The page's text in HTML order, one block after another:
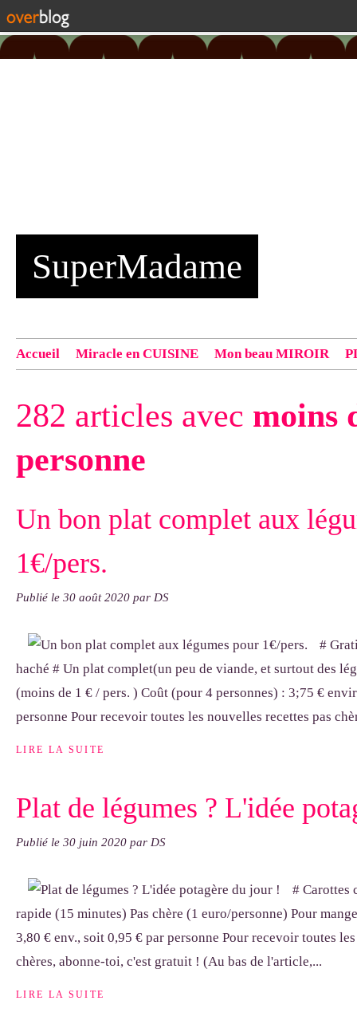
SuperMadame
Accueil Miracle en CUISINE Mon beau MIROIR
exemple : "Bonnet cloche From Annie", "Veste Rue
282 articles avec moins
personne
Un bon plat complet aux
1€/pers.
Publié le 30 août 2020 par DS
#
haché # Un plat complet(un peu de viande, et surtout des
(moins de 1 € / pers. ) Coût (pour 4 personnes) : 3;75 €
personne Pour recevoir toutes les nouvelles recettes pas
LIRE LA SUITE
Plat de légumes ? L'idée
Publié le 30 juin 2020 par DS
# Carottes
rapide (15 minutes) Pas chère (1 euro/personne) Pour
3,80 € env., soit 0,95 € par personne Pour recevoir toutes
chères, abonne-toi, c'est gratuit ! (Au bas de l'article,...
LIRE LA SUITE